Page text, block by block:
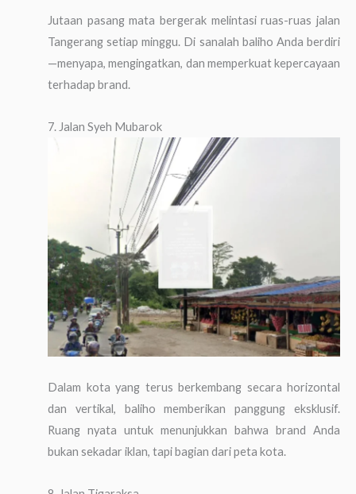
Jutaan pasang mata bergerak melintasi ruas-ruas jalan
Tangerang setiap minggu. Di sanalah baliho Anda berdiri
—menyapa, mengingatkan, dan memperkuat kepercayaan
terhadap brand.
7. Jalan Syeh Mubarok
Dalam kota yang terus berkembang secara horizontal
dan vertikal, baliho memberikan panggung eksklusif.
Ruang nyata untuk menunjukkan bahwa brand Anda
bukan sekadar iklan, tapi bagian dari peta kota.